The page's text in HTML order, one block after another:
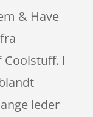
& Have
I
leder